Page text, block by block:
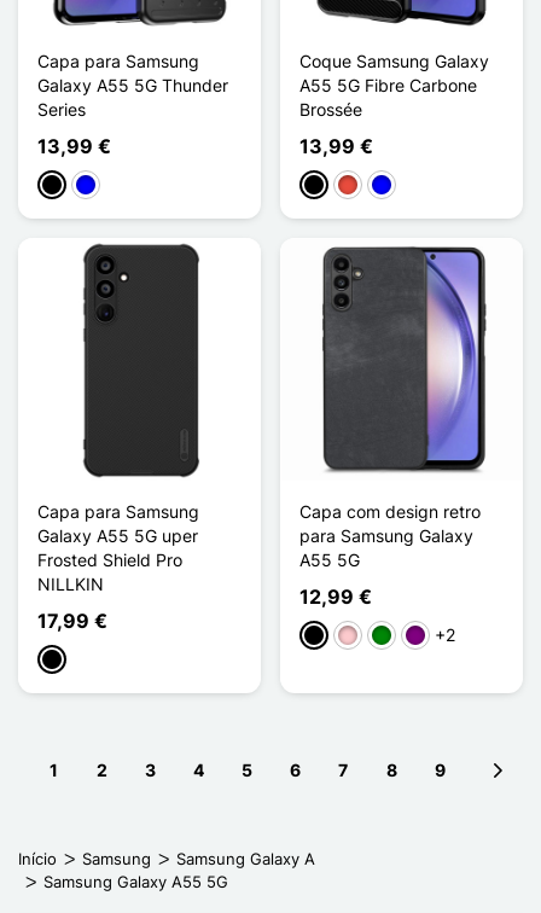
Capa para Samsung
Galaxy A55 5G Thunder
Series
13,99 €
PretoAzul
Coque Samsung Galaxy
A55 5G Fibre Carbone
Brossée
13,99 €
PretoVermelho
Azul
Capa para Samsung
Galaxy A55 5G uper
Frosted Shield Pro
NILLKIN
17,99 €
Preto
Capa com design retro
para Samsung Galaxy
A55 5G
12,99 €
PretoRosaVerdePúrpura
+2
1 2 3 4 5 6 7 8 9
Início Samsung
Samsung Galaxy A
Samsung Galaxy A55 5G